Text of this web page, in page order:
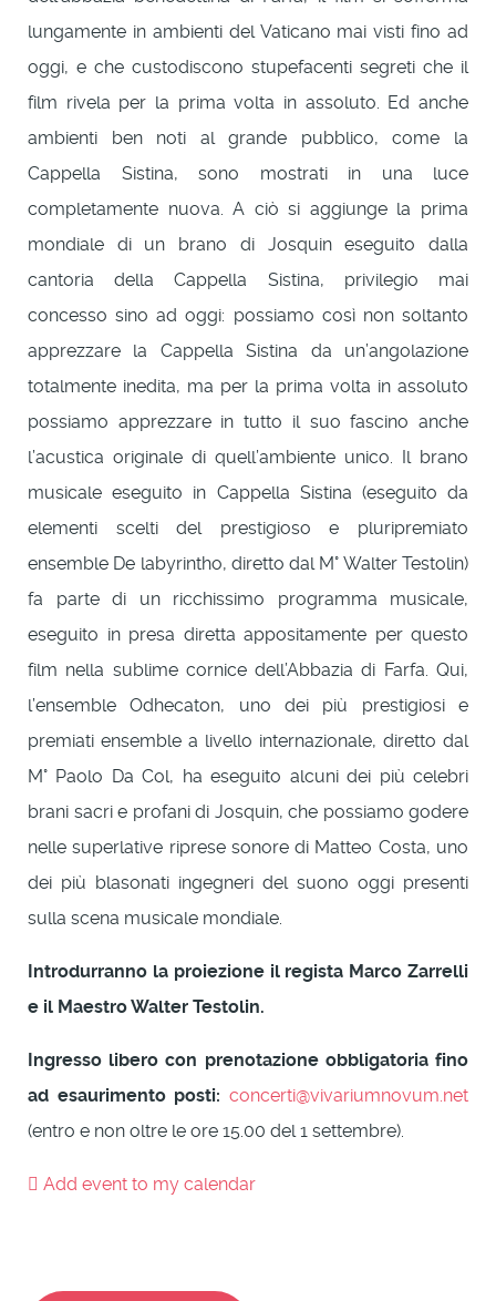
lungamente in ambienti del Vaticano mai visti fino ad
oggi, e che custodiscono stupefacenti segreti che il
film rivela per la prima volta in assoluto. Ed anche
ambienti ben noti al grande pubblico, come la
Cappella Sistina, sono mostrati in una luce
completamente nuova. A ciò si aggiunge la prima
mondiale di un brano di Josquin eseguito dalla
cantoria della Cappella Sistina, privilegio mai
concesso sino ad oggi: possiamo così non soltanto
apprezzare la Cappella Sistina da un’angolazione
totalmente inedita, ma per la prima volta in assoluto
possiamo apprezzare in tutto il suo fascino anche
l’acustica originale di quell’ambiente unico. Il brano
musicale eseguito in Cappella Sistina (eseguito da
elementi scelti del prestigioso e pluripremiato
ensemble De labyrintho, diretto dal M° Walter Testolin)
fa parte di un ricchissimo programma musicale,
eseguito in presa diretta appositamente per questo
film nella sublime cornice dell’Abbazia di Farfa. Qui,
l’ensemble Odhecaton, uno dei più prestigiosi e
premiati ensemble a livello internazionale, diretto dal
M° Paolo Da Col, ha eseguito alcuni dei più celebri
brani sacri e profani di Josquin, che possiamo godere
nelle superlative riprese sonore di Matteo Costa, uno
dei più blasonati ingegneri del suono oggi presenti
sulla scena musicale mondiale.
Introdurranno la proiezione il regista Marco Zarrelli
e il Maestro Walter Testolin.
Ingresso libero con prenotazione obbligatoria fino
ad esaurimento posti: concerti@vivariumnovum.net
(entro e non oltre le ore 15.00 del 1 settembre).
Add event to my calendar